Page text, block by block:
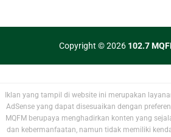
Copyright © 2026 102.7
Iklan yang tampil di website ini merupakan
AdSense yang dapat disesuaikan dengan
MQFM berupaya menghadirkan konten yang
dan kebermanfaatan, namun tidak memiliki